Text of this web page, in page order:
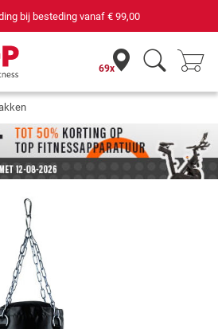
69 filialen met 75 eigen servicemonteurs
69x